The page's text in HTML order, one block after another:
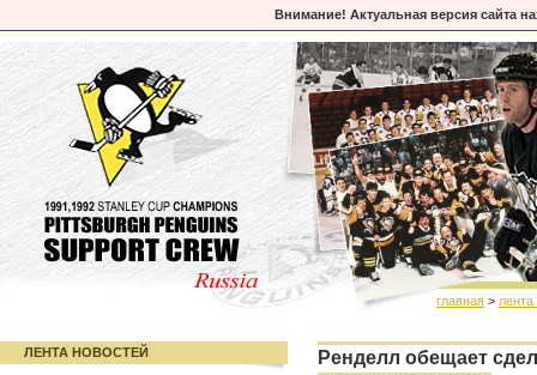
Внимание! Актуальная версия сайта
главная >
Ренделл обещает
ЛЕНТА НОВОСТЕЙ